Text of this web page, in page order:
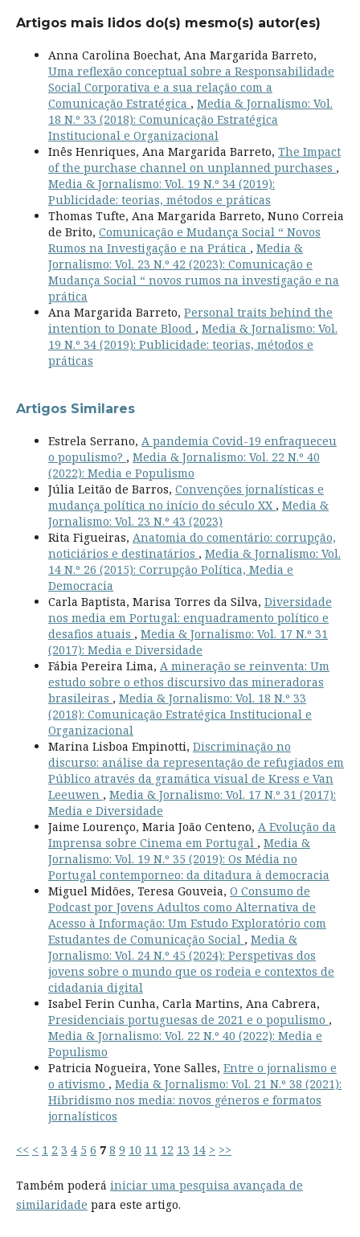
Artigos mais lidos do(s) mesmo(s) autor(es)
Anna Carolina Boechat, Ana Margarida Barreto,
Uma reflexão conceptual sobre a Responsabilidade
Social Corporativa e a sua relação com a
Comunicação Estratégica , Media & Jornalismo: Vol.
18 N.º 33 (2018): Comunicação Estratégica
Institucional e Organizacional
Inês Henriques, Ana Margarida Barreto, The Impact
of the purchase channel on unplanned purchases ,
Media & Jornalismo: Vol. 19 N.º 34 (2019):
Publicidade: teorias, métodos e práticas
Thomas Tufte, Ana Margarida Barreto, Nuno Correia
de Brito, Comunicação e Mudança Social “ Novos
Rumos na Investigação e na Prática , Media &
Jornalismo: Vol. 23 N.º 42 (2023): Comunicação e
Mudança Social “ novos rumos na investigação e na
prática
Ana Margarida Barreto, Personal traits behind the
intention to Donate Blood , Media & Jornalismo: Vol.
19 N.º 34 (2019): Publicidade: teorias, métodos e
práticas
Artigos Similares
Estrela Serrano, A pandemia Covid-19 enfraqueceu
o populismo? , Media & Jornalismo: Vol. 22 N.º 40
(2022): Media e Populismo
Júlia Leitão de Barros, Convenções jornalísticas e
mudança política no início do século XX , Media &
Jornalismo: Vol. 23 N.º 43 (2023)
Rita Figueiras, Anatomia do comentário: corrupção,
noticiários e destinatários , Media & Jornalismo: Vol.
14 N.º 26 (2015): Corrupção Política, Media e
Democracia
Carla Baptista, Marisa Torres da Silva, Diversidade
nos media em Portugal: enquadramento político e
desafios atuais , Media & Jornalismo: Vol. 17 N.º 31
(2017): Media e Diversidade
Fábia Pereira Lima, A mineração se reinventa: Um
estudo sobre o ethos discursivo das mineradoras
brasileiras , Media & Jornalismo: Vol. 18 N.º 33
(2018): Comunicação Estratégica Institucional e
Organizacional
Marina Lisboa Empinotti, Discriminação no
discurso: análise da representação de refugiados em
Público através da gramática visual de Kress e Van
Leeuwen , Media & Jornalismo: Vol. 17 N.º 31 (2017):
Media e Diversidade
Jaime Lourenço, Maria João Centeno, A Evolução da
Imprensa sobre Cinema em Portugal , Media &
Jornalismo: Vol. 19 N.º 35 (2019): Os Média no
Portugal contemporneo: da ditadura à democracia
Miguel Midões, Teresa Gouveia, O Consumo de
Podcast por Jovens Adultos como Alternativa de
Acesso à Informação: Um Estudo Exploratório com
Estudantes de Comunicação Social , Media &
Jornalismo: Vol. 24 N.º 45 (2024): Perspetivas dos
jovens sobre o mundo que os rodeia e contextos de
cidadania digital
Isabel Ferin Cunha, Carla Martins, Ana Cabrera,
Presidenciais portuguesas de 2021 e o populismo ,
Media & Jornalismo: Vol. 22 N.º 40 (2022): Media e
Populismo
Patricia Nogueira, Yone Salles, Entre o jornalismo e
o ativismo , Media & Jornalismo: Vol. 21 N.º 38 (2021):
Hibridismo nos media: novos géneros e formatos
jornalísticos
<< < 1 2 3 4 5 6 7 8 9 10 11 12 13 14 > >>
Também poderá iniciar uma pesquisa avançada de
similaridade para este artigo.